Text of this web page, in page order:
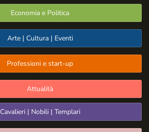
Economia e Politica
Arte | Cultura | Eventi
Professioni e start-up
Attualità
Cavalieri | Nobili | Templari